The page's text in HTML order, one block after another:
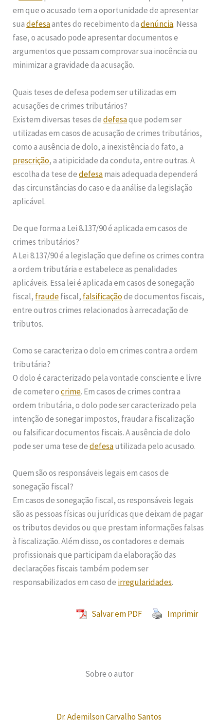
em que o acusado tem a oportunidade de apresentar
suadefesaantes do recebimento dadenúncia. Nessa
fase, o acusado pode apresentar documentos e
argumentos que possam comprovar sua inocência ou
minimizar a gravidade da acusação.
Quais teses de defesa podem ser utilizadas em
acusações de crimes tributários?
Existem diversas teses dedefesaque podem ser
utilizadas em casos de acusação de crimes tributários,
como a ausência de dolo, a inexistência do fato, a
prescrição, a atipicidade da conduta, entre outras. A
escolha da tese dedefesamais adequada dependerá
das circunstâncias do caso e da análise da legislação
aplicável.
De que forma a Lei 8.137/90 é aplicada em casos de
crimes tributários?
A Lei 8.137/90 é a legislação que define os crimes contra
a ordem tributária e estabelece as penalidades
aplicáveis. Essa lei é aplicada em casos de sonegação
fiscal, fraudefiscal, falsificaçãode documentos fiscais,
entre outros crimes relacionados à arrecadação de
tributos.
Como se caracteriza o dolo em crimes contra a ordem
tributária?
O dolo é caracterizado pela vontade consciente e livre
de cometer ocrime. Em casos de crimes contra a
ordem tributária, o dolo pode ser caracterizado pela
intenção de sonegar impostos, fraudar a fiscalização
ou falsificar documentos fiscais. A ausência de dolo
pode ser uma tese dedefesautilizada pelo acusado.
Quem são os responsáveis legais em casos de
sonegação fiscal?
Em casos de sonegação fiscal, os responsáveis legais
são as pessoas físicas ou jurídicas que deixam de pagar
os tributos devidos ou que prestam informações falsas
à fiscalização. Além disso, os contadores e demais
profissionais que participam da elaboração das
declarações fiscais também podem ser
responsabilizados em caso de irregularidades.
Salvar em PDF Imprimir
Sobre o autor
Dr. Ademilson Carvalho Santos